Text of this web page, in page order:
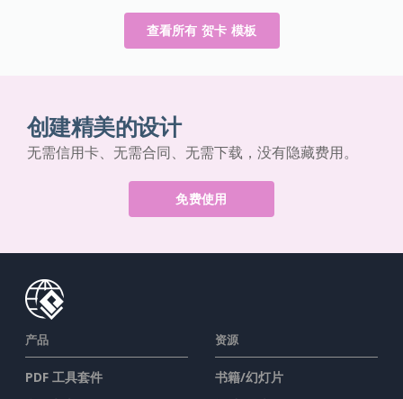
查看所有 贺卡 模板
创建精美的设计
无需信用卡、无需合同、无需下载，没有隐藏费用。
免费使用
产品
PDF 工具套件
资源
书籍/幻灯片